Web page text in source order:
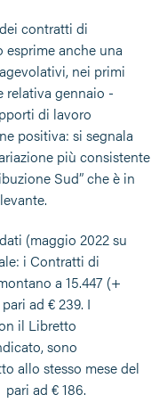
contratti di
esprime anche una
nei primi
relativa gennaio -
di lavoro
positiva: si segnala
più consistente
Sud” che è in
(maggio 2022 su
i Contratti di
a 15.447 (+
ad € 239. I
il Libretto
sono
allo stesso mese del
ad € 186.